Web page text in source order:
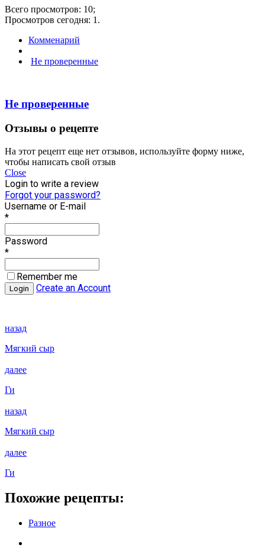
Всего просмотров: 10;
Просмотров сегодня: 1.
Комменарий
Не проверенные
Не проверенные
Отзывы о рецепте
На этот рецепт еще нет отзывов, используйте форму ниже,
чтобы написать свой отзыв
Close
Login to write a review
Forgot your password?
Username or E-mail
*
Password
*
Remember me
Create an Account
назад
Мягкий сыр
далее
Ги
назад
Мягкий сыр
далее
Ги
Похожие рецепты:
Разное